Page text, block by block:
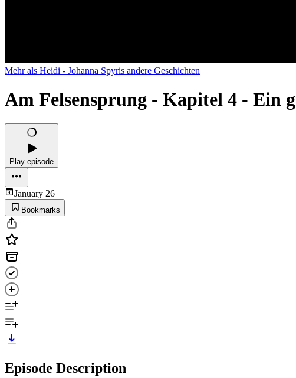
Mehr als Heidi - Johanna Spyris andere Geschichten
Am Felsensprung - Kapitel 4 - Ein
Play episode
January 26
Bookmarks
Episode Description